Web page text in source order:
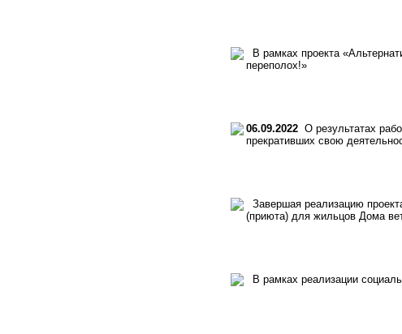
В рамках проекта
переполох!»
06.09.2022О результатах
прекративших свою
Завершая реализацию
(приюта) для жильцов Дома
В рамках реализации